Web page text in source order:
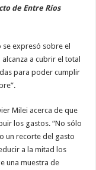
de Entre Ríos
se expresó sobre el
alcanza a cubrir el total
para poder cumplir
Milei acerca de que
los gastos. “No sólo
un recorte del gasto
a la mitad los
una muestra de